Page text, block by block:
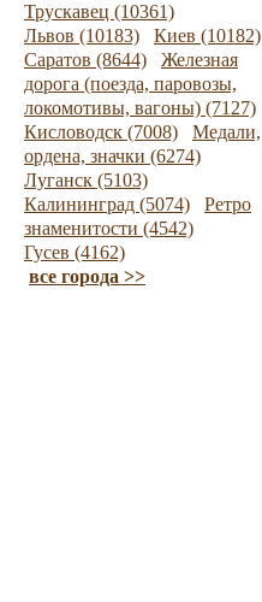
Трускавец (10361)
Львов (10183)
Киев (10182)
Саратов (8644)
Железная
дорога (поезда, паровозы,
локомотивы, вагоны) (7127)
Кисловодск (7008)
Медали,
ордена, значки (6274)
Луганск (5103)
Калининград (5074)
Ретро
знаменитости (4542)
Гусев (4162)
все города >>